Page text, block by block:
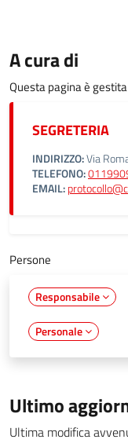
A cura di
Questa pagina è
SEGRETERIA
INDIRIZZO:Via
TELEFONO:
EMAIL:
Persone
Responsabile
Personale
Ultimo
Ultima modifica